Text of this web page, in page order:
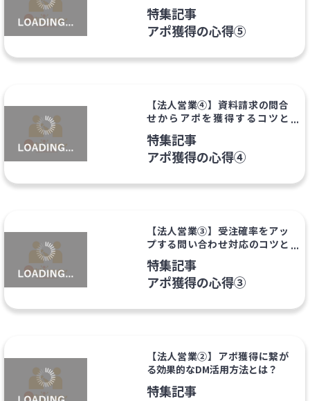
特集記事
アポ獲得の心得⑤
【法人営業④】資料請求の問合
せからアポを獲得するコツと
は？
特集記事
アポ獲得の心得④
【法人営業③】受注確率をアッ
プする問い合わせ対応のコツと
は？
特集記事
アポ獲得の心得③
【法人営業②】アポ獲得に繋が
る効果的なDM活用方法とは？
特集記事